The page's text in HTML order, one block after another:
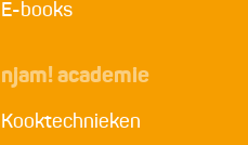
E-books
njam! academie
Kooktechnieken